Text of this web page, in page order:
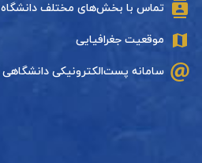
تماس با بخش‌های مختلف دانشگاه
موقعیت جغرافیایی
سامانه پست‌الکترونیکی دانشگاهی